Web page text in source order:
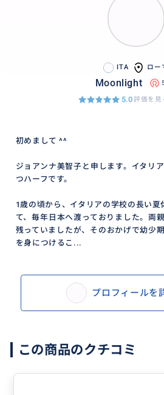
ITA ロー
Moonlight
5.0評価を見
初めまして ^^
ジョアンナ美智子と申します。イタリ
つハーフです。
1歳の頃から、イタリアの学校の長い
て、毎年日本へ渡っておりました。両
残っていましたが、そのおかげで幼少
を身につけるこ...
プロフィールを
この商品のクチコミ